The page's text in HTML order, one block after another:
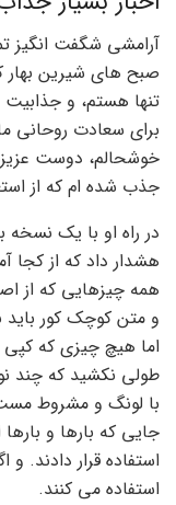
آرامشی شگفت انگیز
صبح های شیرین بهار
تنها هستم، و
برای سعادت روحانی
خوشحالم، دوست
جذب شده ام که از
در راه او با یک
هشدار داد که از کجا
همه چیزهایی که از
و متن کوچک کور باید
اما هیچ چیزی که کپی
طولی نکشید که چند
با لونگ و مشروط مست
جایی که بارها و
استفاده قرار دادند. و
استفاده می کنند.